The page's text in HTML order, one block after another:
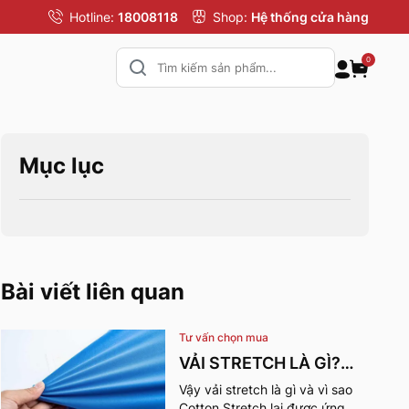
Hotline: 18008118 Shop: Hệ thống cửa hàng
0
Mục lục
Bài viết liên quan
Tư vấn chọn mua
VẢI STRETCH LÀ GÌ?
NHỮNG ƯU ĐIỂM VÀ
Vậy vải stretch là gì và vì sao